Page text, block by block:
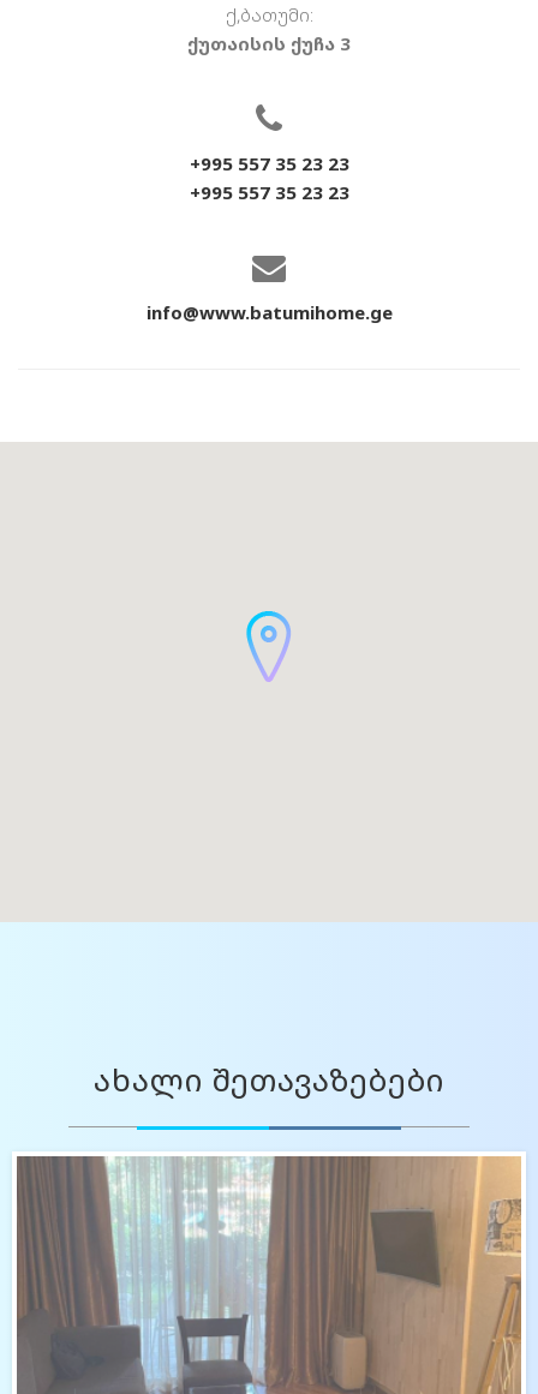
ქ,ბათუმი:
ქუთაისის ქუჩა 3
+995 557 35 23 23
+995 557 35 23 23
info@www.batumihome.ge
ახალი შეთავაზებები